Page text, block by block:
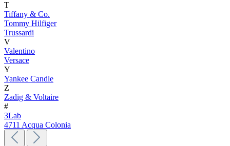
T
Tiffany & Co.
Tommy Hilfiger
Trussardi
V
Valentino
Versace
Y
Yankee Candle
Z
Zadig & Voltaire
#
3Lab
4711 Acqua Colonia